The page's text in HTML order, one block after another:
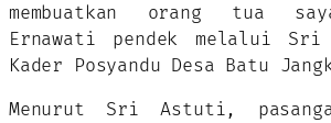
membuatkan orang tua
Ernawati pendek melalui
Kader Posyandu Desa Batu
Menurut Sri Astuti,